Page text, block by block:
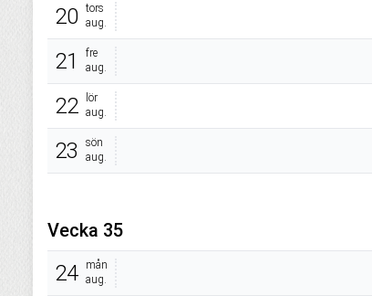
20 tors
aug.
21
fre
aug.
22
lör
aug.
23
sön
aug.
Vecka 35
24
mån
aug.